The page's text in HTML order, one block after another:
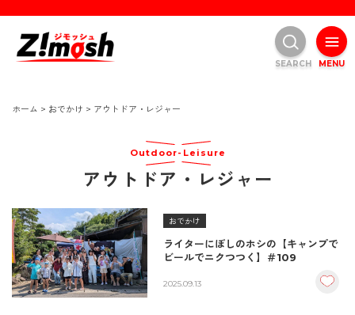
ホーム > おでかけ > アウトドア・レジャー
Outdoor-Leisure
アウトドア・レジャー
おでかけ
ライターにぼしのホシの【キャンプで
ビールでニクつつく】＃109
2025.09.13
MENU
SEARCH